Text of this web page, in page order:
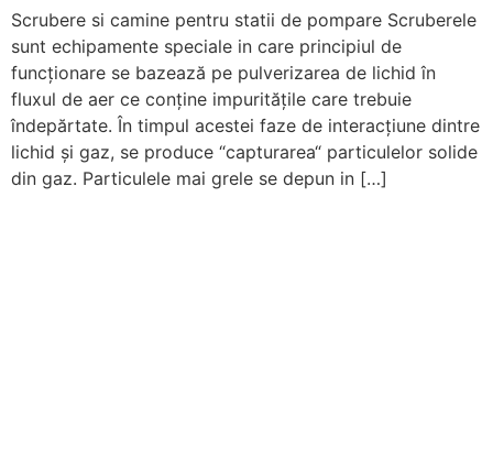
Scrubere si camine pentru statii de pompare Scruberele
sunt echipamente speciale in care principiul de
funcționare se bazează pe pulverizarea de lichid în
fluxul de aer ce conține impuritățile care trebuie
îndepărtate. În timpul acestei faze de interacțiune dintre
lichid și gaz, se produce “capturarea“ particulelor solide
din gaz. Particulele mai grele se depun in […]